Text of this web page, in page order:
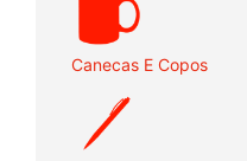
Canecas E Copos